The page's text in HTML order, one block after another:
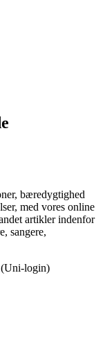
bæredygtighed
med vores online
artikler indenfor
sangere,
(Uni-login)